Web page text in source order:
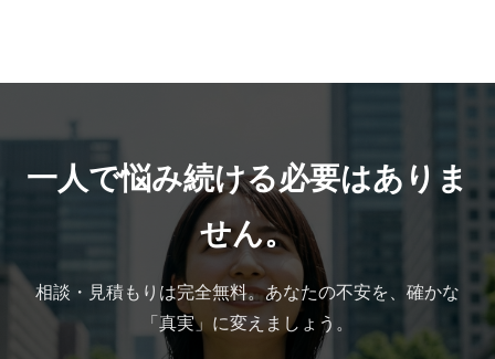
一人で悩み続ける必要はありま
せん。
相談・見積もりは完全無料。あなたの不安を、確かな
「真実」に変えましょう。